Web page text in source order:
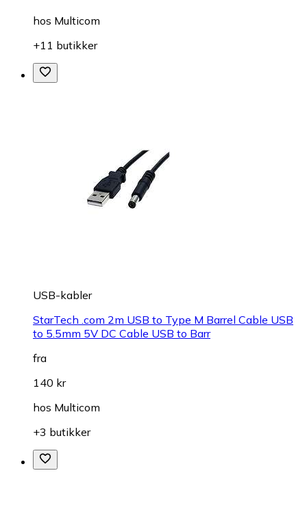
hos Multicom
+11 butikker
USB-kabler
StarTech .com 2m USB to Type M Barrel Cable USB
to 5.5mm 5V DC Cable USB to Barr
fra
140 kr
hos Multicom
+3 butikker